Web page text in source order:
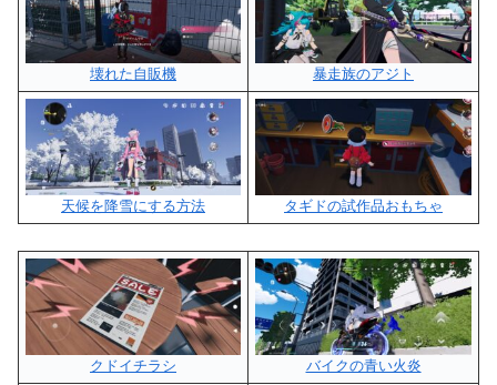
壊れた自販機 暴走族のアジト
天候を降雪にする方法 タギドの試作品おもちゃ
クドイチラシ バイクの青い火炎